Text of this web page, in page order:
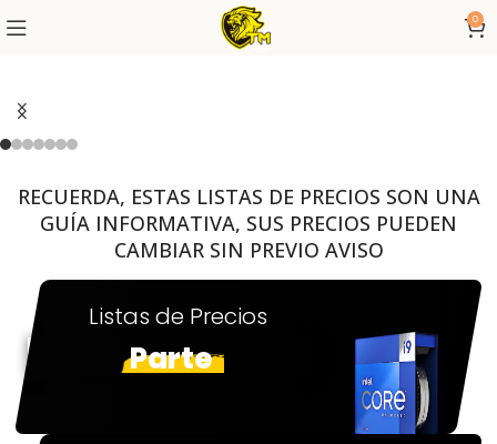
0
RECUERDA, ESTAS LISTAS DE PRECIOS SON UNA
GUÍA INFORMATIVA, SUS PRECIOS PUEDEN
CAMBIAR SIN PREVIO AVISO
Listas de Precios
Parte